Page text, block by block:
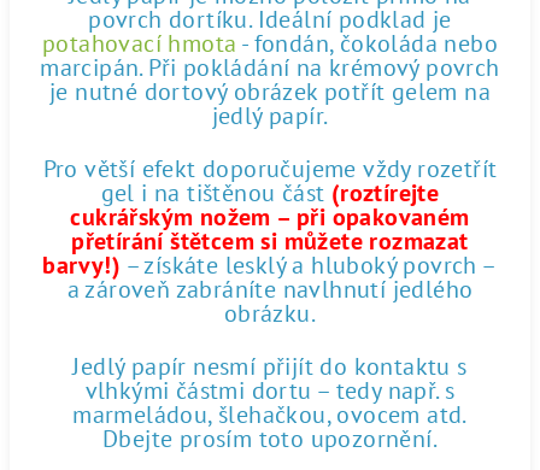
povrch dortíku. Ideální podklad je
potahovací hmota - fondán, čokoláda nebo
marcipán. Při pokládání na krémový povrch
je nutné dortový obrázek potřít gelem na
jedlý papír.
Pro větší efekt doporučujeme vždy rozetřít
gel i na tištěnou část (roztírejte
cukrářským nožem – při opakovaném
přetírání štětcem si můžete rozmazat
barvy!) – získáte lesklý a hluboký povrch –
a zároveň zabráníte navlhnutí jedlého
obrázku.
Jedlý papír nesmí přijít do kontaktu s
vlhkými částmi dortu – tedy např. s
marmeládou, šlehačkou, ovocem atd.
Dbejte prosím toto upozornění.